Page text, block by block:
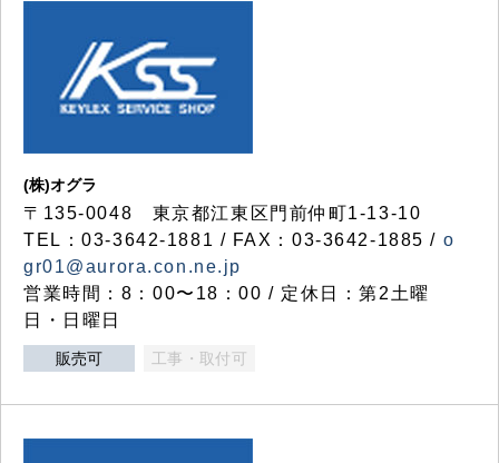
(株)オグラ
〒135-0048 東京都江東区門前仲町1-13-10
TEL：03-3642-1881 / FAX：03-3642-1885 / o
gr01@aurora.con.ne.jp
営業時間：8：00〜18：00 / 定休日：第2土曜
日・日曜日
販売可 工事・取付可